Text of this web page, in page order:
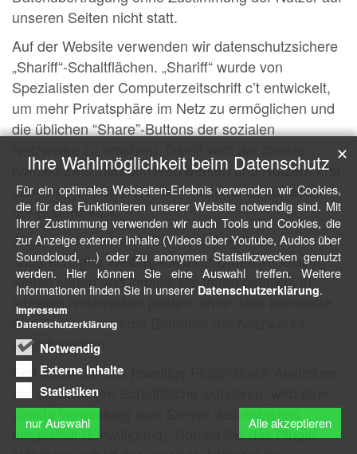
unseren Seiten nicht statt.
Auf der Website verwenden wir datenschutzsichere
„Shariff“-Schaltflächen. „Shariff“ wurde von
Spezialisten der Computerzeitschrift c’t entwickelt,
um mehr Privatsphäre im Netz zu ermöglichen und
die üblichen “Share”-Buttons der sozialen
Kontakt zwischen den Netzwerken und Nutzern erst
dann hergestellt, wenn der Nutzer aktiv auf einen
der Buttons klickt.
Als Besucher können Sie ohne Angst vor
unberechtigter Weitergabe ihrer Daten auf diesen
Seiten surfen und Inhalte, die Ihnen gefallen, in
sozialen Netzwerken posten, ohne dass komplette
Surf-Profile durch die Betreiber der Netzwerke
erstellt werden.
Erst wenn Sie das jeweilige Plugin durch Anklicken
der zugehörigen Schaltfläche aktivieren, wird eine
direkte Verbindung zum Server des Anbieters
hergestellt (Einwilligung). Sobald Sie das Plugin
Ihre Wahlmöglichkeit beim Datenschutz
Für ein optimales Webseiten-Erlebnis verwenden wir Cookies,
die für das Funktionieren unserer Website notwendig sind. Mit
Ihrer Zustimmung verwenden wir auch Tools und Cookies, die
zur Anzeige externer Inhalte (Videos über Youtube, Audios über
Soundcloud, ...) oder zu anonymen Statistikzwecken genutzt
werden. Hier können Sie eine Auswahl treffen. Weitere
Informationen finden Sie in unserer Datenschutzerklärung.
Notwendig
Externe Inhalte
Statistiken
nur Auswahl Alle akzeptieren
✕
Impressum
Datenschutzerklärung